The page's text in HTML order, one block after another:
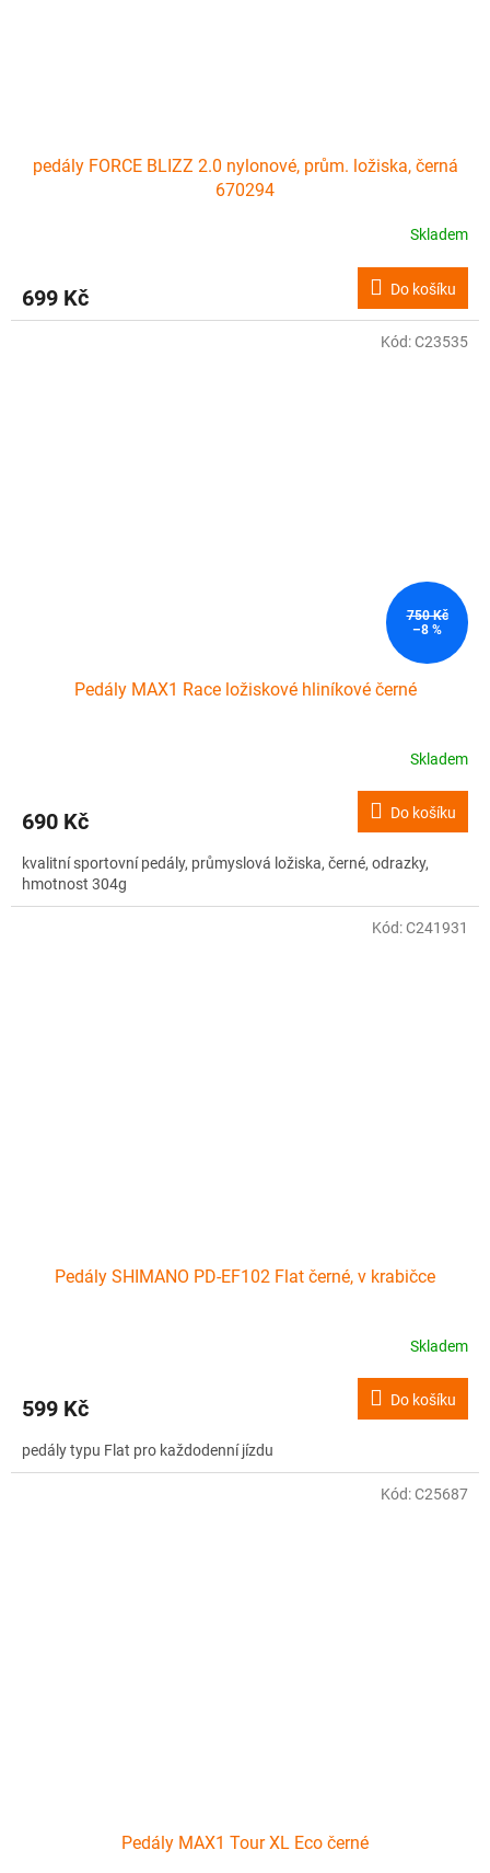
pedály FORCE BLIZZ 2.0 nylonové, prům. ložiska, černá
670294
Skladem
699 Kč Do košíku
750 Kč
–8 %
Pedály MAX1 Race ložiskové hliníkové černé
Skladem
690 Kč Do košíku
kvalitní sportovní pedály, průmyslová ložiska, černé, odrazky,
hmotnost 304g
Kód:C23535
Pedály SHIMANO PD-EF102 Flat černé, v krabičce
Skladem
599 Kč Do košíku
pedály typu Flat pro každodenní jízdu
Kód:C241931
Pedály MAX1 Tour XL Eco černé
Kód:C25687